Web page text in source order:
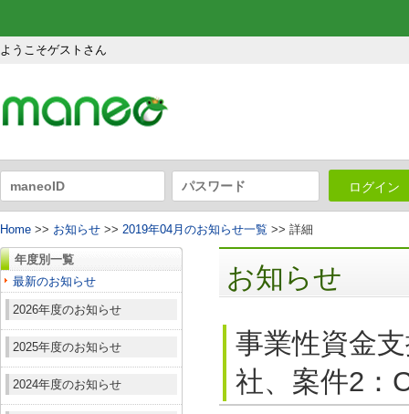
ようこそゲストさん
ログイン
Home >> お知らせ >> 2019年04月のお知らせ一覧 >> 詳細
年度別一覧
最新のお知らせ
2026年度のお知らせ
2025年度のお知らせ
2024年度のお知らせ
お知らせ
事業性資金
社、案件2：